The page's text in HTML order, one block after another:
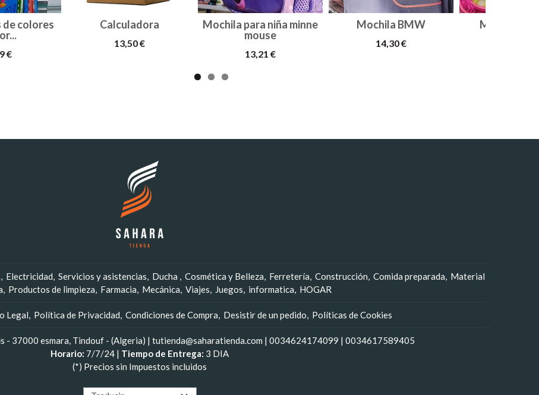
de colores
€
Calculadora
13,50 €
Mochila para niña minne
mouse
13,21 €
Mochila BMW
14,30 €
Mochila
Electricidad Servicios y asistencias Ducha Cosmética y Belleza Ferretería Construcción Comida preparada
Material
Productos de limpieza Farmacia Mecánica Viajes Juegos informatica HOGAR
Legal Política de Privacidad Condiciones de Compra Desistir de un pedido Políticas de Cookies
- 37000 esmara, Tindouf - (Algeria) | tutienda@saharatienda.com | 0034624174099 | 0034617589405
Horario: 7/7/24 | Tiempo de Entrega: 3 DIA
(*) Precios sin Impuestos incluidos